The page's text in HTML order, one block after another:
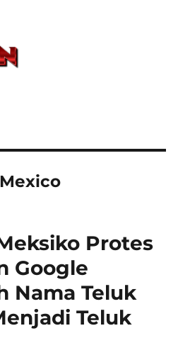
Protes
Google
Nama Teluk
Teluk